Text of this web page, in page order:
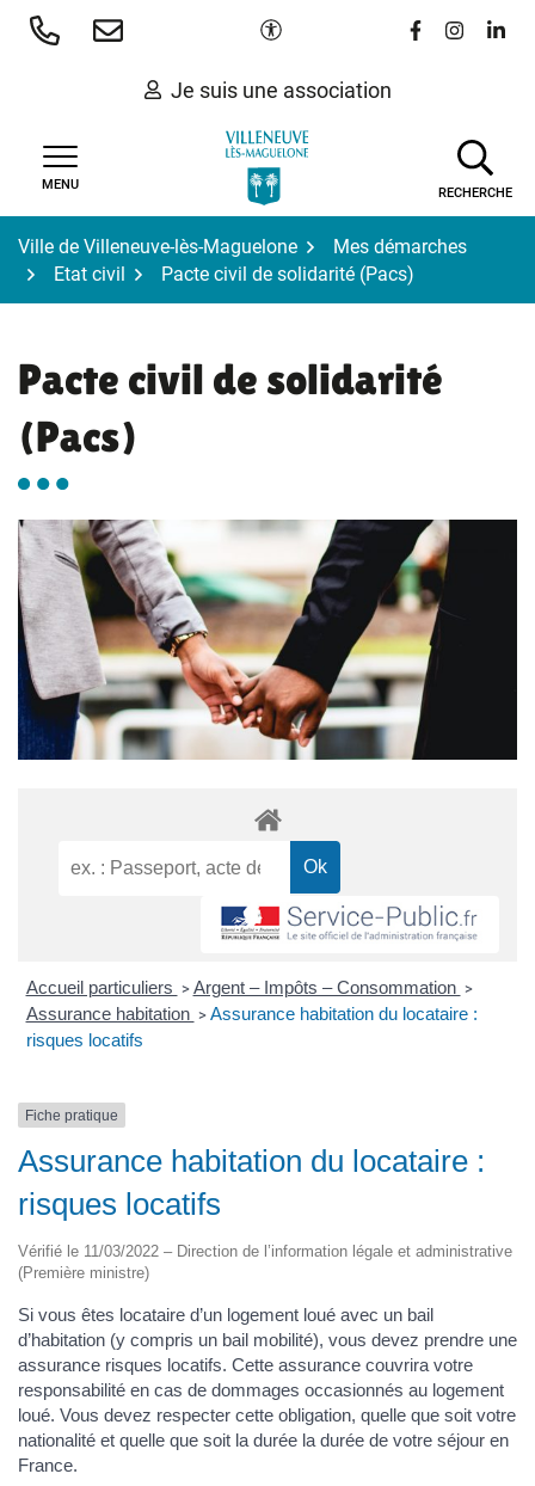
Aller
Paramètres d'accessibilité
Lien vers le
Lien vers
Lien
Je suis une association
MENU
RECHERCHE
Ville de Villeneuve-lès-Maguelone
Mes démarches
Etat civil
Pacte civil de solidarité (Pacs)
Pacte civil de solidarité
(Pacs)
Accueil particuliers > Argent – Impôts – Consommation >
Assurance habitation > Assurance habitation du locataire :
risques locatifs
Fiche pratique
Assurance habitation du locataire :
risques locatifs
Vérifié le 11/03/2022 – Direction de l’information légale et administrative
(Première ministre)
Si vous êtes locataire d’un logement loué avec un bail
d’habitation (y compris un bail mobilité), vous devez prendre une
assurance risques locatifs. Cette assurance couvrira votre
responsabilité en cas de dommages occasionnés au logement
loué. Vous devez respecter cette obligation, quelle que soit votre
nationalité et quelle que soit la durée la durée de votre séjour en
France.